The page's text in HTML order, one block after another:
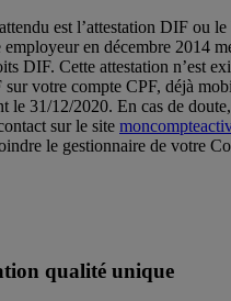
est l’attestation DIF ou
employeur en décembre 2014
DIF. Cette attestation n’est
votre compte CPF, déjà
le 31/12/2020. En cas de
sur le site
le gestionnaire de votre
qualité unique